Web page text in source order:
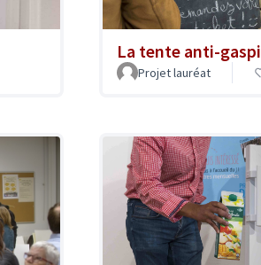
La tente anti-gaspi
Projet lauréat